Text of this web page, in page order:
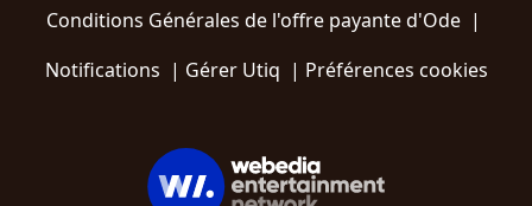
Conditions Générales de l'offre payante d'Ode |
Notifications | Gérer Utiq | Préférences cookies